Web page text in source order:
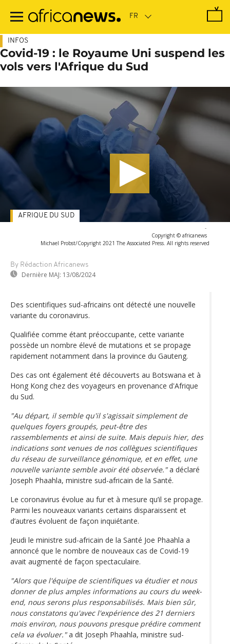
contenu
INFOS
Covid-19 : le Royaume Uni suspend les
vols vers l'Afrique du Sud
-
Copyright © africanews
Michael Probst/Copyright 2021 The Associated Press. All rights reserved
By Rédaction Africanews
Dernière MAJ: 13/08/2024
AFRIQUE DU SUD
Des scientifiques sud-africains ont détecté une nouvelle
variante du coronavirus.
Qualifiée comme étant préoccupante, cette variante
possède un nombre élevé de mutations et se propage
rapidement notamment dans la province du Gauteng.
Des cas ont également été découverts au Botswana et à
Hong Kong chez des voyageurs en provenance d'Afrique
du Sud.
"Au départ, il semble qu'il s'agissait simplement de
quelques foyers groupés, peut-être des
rassemblements et ainsi de suite. Mais depuis hier, des
indications sont venues de nos collègues scientifiques
du réseau de surveillance génomique, et en effet, une
nouvelle variante semble avoir été observée."a déclaré
Joseph Phaahla, ministre sud-africain de la Santé.
Le coronavirus évolue au fur et à mesure qu’il se propage.
Parmi les nouveaux variants certains disparaissent et
d’autres évoluent de façon inquiétante.
Jeudi le ministre sud-africain de la Santé Joe Phaahla a
annoncé que le nombre de nouveaux cas de Covid-19
avait augmenté de façon spectaculaire.
"Alors que l'équipe de scientifiques va étudier et nous
donner de plus amples informations au cours du week-
end, nous serons plus responsabilisés. Mais bien sûr,
nous constatons qu'avec l'expérience des 21 derniers
mois environ, nous pouvons presque prédire comment
cela va évoluer."a dit Joseph Phaahla, ministre sud-